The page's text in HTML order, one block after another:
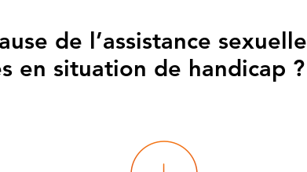
de l’assistance sexuelle
en situation de handicap ?